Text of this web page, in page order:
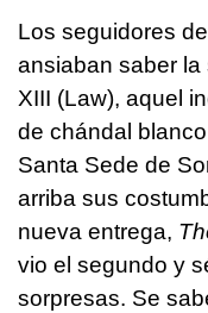
Los seguidores de
ansiaban saber
XIII (Law), aquel
de chándal
Santa Sede de
arriba sus
nueva entrega,
vio el segundo y
sorpresas. Se